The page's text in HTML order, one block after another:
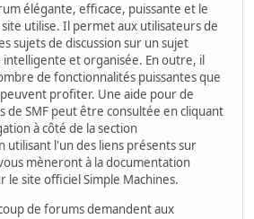
élégante, efficace, puissante et le
utilise. Il permet aux utilisateurs de
sujets de discussion sur un sujet
et organisée. En outre, il
de fonctionnalités puissantes que
profiter. Une aide pour de
de SMF peut être consultée en cliquant
à côté de la section
utilisant l'un des liens présents sur
mèneront à la documentation
le site officiel Simple Machines.
de forums demandent aux